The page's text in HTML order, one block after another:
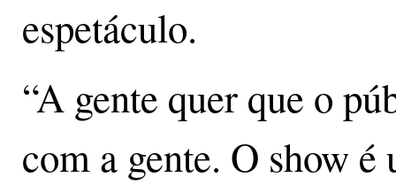
espetáculo.
“A gente quer que o
com a gente. O show é